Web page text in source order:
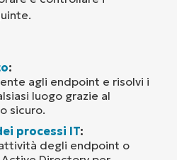
:
agli endpoint e risolvi i
luogo grazie al
sicuro.
processi IT:
degli endpoint o